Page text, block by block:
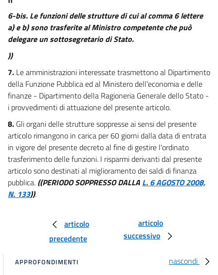
Privatizzazioni
57
58
Titolo III
STABILIZZAZIONE
DELLA FINANZA PUBBLICA
Capo I
Bilancio dello stato
60
61
62
63
63 bis
67
6-bis. Le funzioni delle strutture di cui al comma 6 lettere
a) e b) sono trasferite al Ministro competente che può
delegare un sottosegretario di Stato.
))
7. Le amministrazioni interessate trasmettono al Dipartimento
della Funzione Pubblica ed al Ministero dell'economia e delle
finanze - Dipartimento della Ragioneria Generale dello Stato -
i provvedimenti di attuazione del presente articolo.
8. Gli organi delle strutture soppresse ai sensi del presente
articolo rimangono in carica per 60 giorni dalla data di entrata
in vigore del presente decreto al fine di gestire l'ordinato
trasferimento delle funzioni. I risparmi derivanti dal presente
articolo sono destinati al miglioramento dei saldi di finanza
pubblica. ((PERIODO SOPPRESSO DALLA L. 6 AGOSTO 2008,
N. 133)).
articolo
precedente
articolo
successivo
nascondi
APPROFONDIMENTI